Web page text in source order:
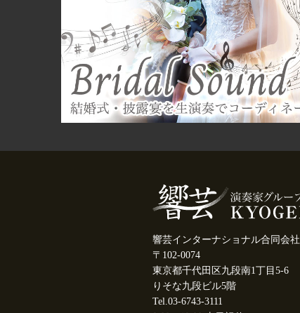
響芸インターナショナル合同会社
〒102-0074
東京都千代田区九段南1丁目5-6
りそな九段ビル5階
Tel.03-6743-3111